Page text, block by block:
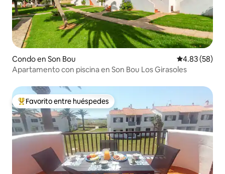
Condo en Son Bou Calificación
4.83 (58)
Apartamento con piscina en Son Bou Los Girasoles
Favorito entre huéspedes preferido
Favorito entre huéspedes